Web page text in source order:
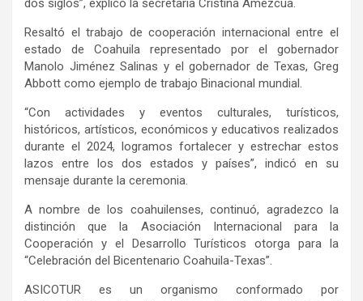
dos siglos”, explicó la secretaria Cristina Amezcua.
Resaltó el trabajo de cooperación internacional entre el
estado de Coahuila representado por el gobernador
Manolo Jiménez Salinas y el gobernador de Texas, Greg
Abbott como ejemplo de trabajo Binacional mundial.
“Con actividades y eventos culturales, turísticos,
históricos, artísticos, económicos y educativos realizados
durante el 2024, logramos fortalecer y estrechar estos
lazos entre los dos estados y países”, indicó en su
mensaje durante la ceremonia.
A nombre de los coahuilenses, continuó, agradezco la
distinción que la Asociación Internacional para la
Cooperación y el Desarrollo Turísticos otorga para la
“Celebración del Bicentenario Coahuila-Texas”.
ASICOTUR es un organismo conformado por